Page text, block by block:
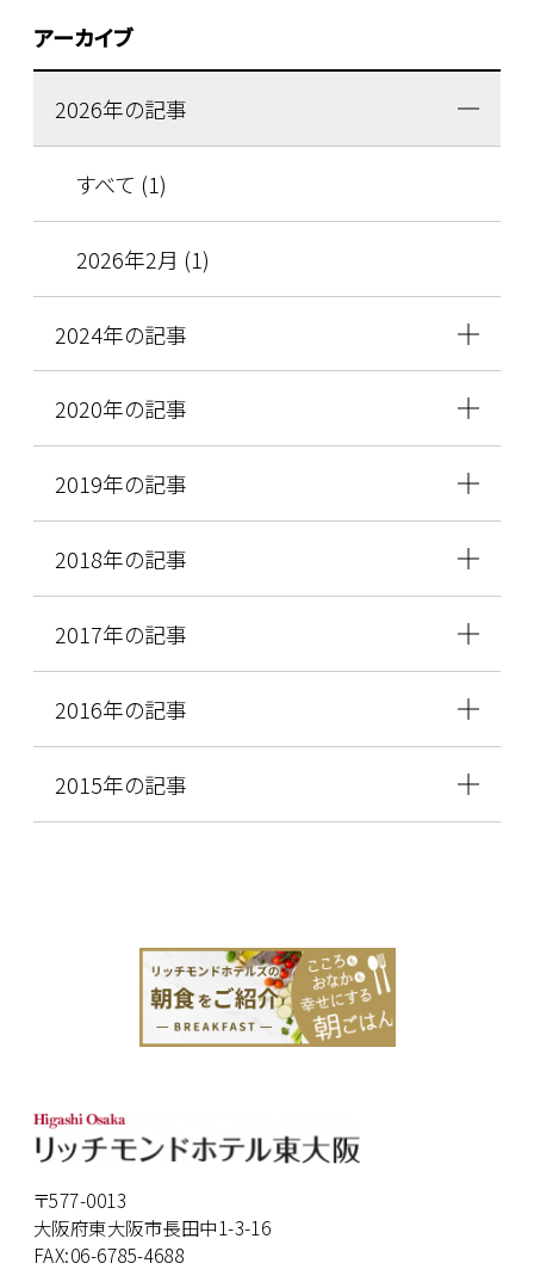
アーカイブ
2026年の記事
すべて (1)
2026年2月 (1)
2024年の記事
2020年の記事
2019年の記事
2018年の記事
2017年の記事
2016年の記事
2015年の記事
〒577-0013
大阪府東大阪市長田中1-3-16
FAX:06-6785-4688